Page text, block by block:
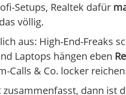
Setups, Realtek dafür
völlig.
aus: High-End-Freaks
Laptops hängen eben
Calls & Co. locker
dann ist